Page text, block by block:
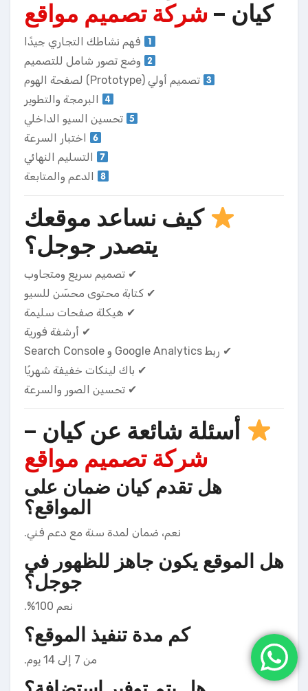
كيان – شركة تصميم مواقع
فهم نشاطك التجاري جيدًا
وضع تصور شامل للتصميم
تصميم أولي (Prototype) لصفحة الهوم
البرمجة والتطوير
تحسين السيو الداخلي
اختبار السرعة
التسليم النهائي
الدعم والمتابعة
كيف نساعد موقعك
يتصدر جوجل؟
✔ تصميم سريع ومتجاوب
✔ كتابة محتوى محسّن للسيو
✔ هيكلة صفحات سليمة
✔ أرشفة فورية
✔ ربط Google Analytics و Search Console
✔ باك لينكات خفيفة شهريًا
✔ تحسين الصور والسرعة
أسئلة شائعة عن كيان –
شركة تصميم مواقع
هل تقدم كيان ضمان على
المواقع؟
نعم، ضمان لمدة سنة مع دعم فني.
هل الموقع يكون جاهز للظهور في
جوجل؟
نعم 100%.
كم مدة تنفيذ الموقع؟
من 7 إلى 14 يوم.